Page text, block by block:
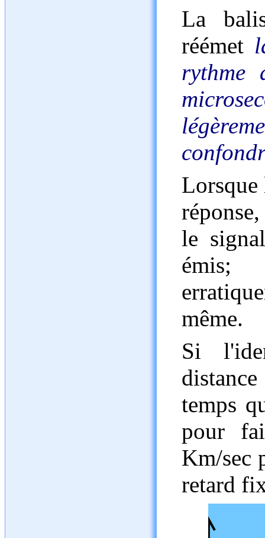
La
réémet
rythme
Lorsque
le
même.
Si
temps
pour
Km/sec
retard